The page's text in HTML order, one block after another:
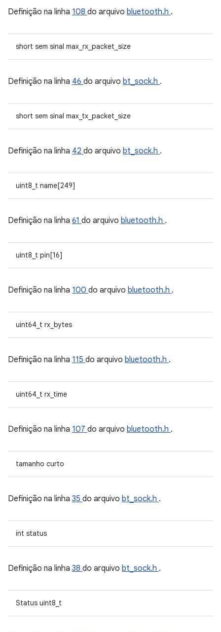
Definição na linha 108 do arquivo bluetooth.h .
short sem sinal max_rx_packet_size
Definição na linha 46 do arquivo bt_sock.h .
short sem sinal max_tx_packet_size
Definição na linha 42 do arquivo bt_sock.h .
uint8_t name[249]
Definição na linha 61 do arquivo bluetooth.h .
uint8_t pin[16]
Definição na linha 100 do arquivo bluetooth.h .
uint64_t rx_bytes
Definição na linha 115 do arquivo bluetooth.h .
uint64_t rx_time
Definição na linha 107 do arquivo bluetooth.h .
tamanho curto
Definição na linha 35 do arquivo bt_sock.h .
int status
Definição na linha 38 do arquivo bt_sock.h .
Status uint8_t